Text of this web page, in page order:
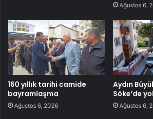
Ağustos 6,
160 yıllık tarihi camide
bayramlaşma
Ağustos 6, 2026
Aydın
Söke’de
Ağustos 6,